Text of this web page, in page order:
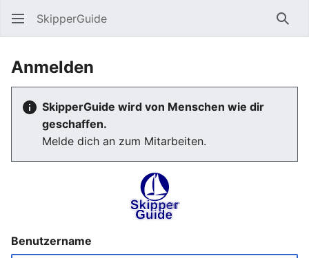
SkipperGuide
Anmelden
SkipperGuide wird von Menschen wie dir
geschaffen.
Melde dich an zum Mitarbeiten.
Benutzername